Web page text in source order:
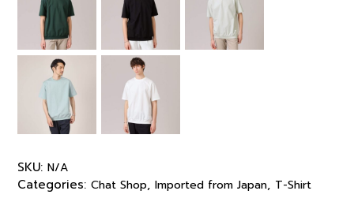
SKU: N/A
Categories: Chat Shop, Imported from Japan, T-Shirt